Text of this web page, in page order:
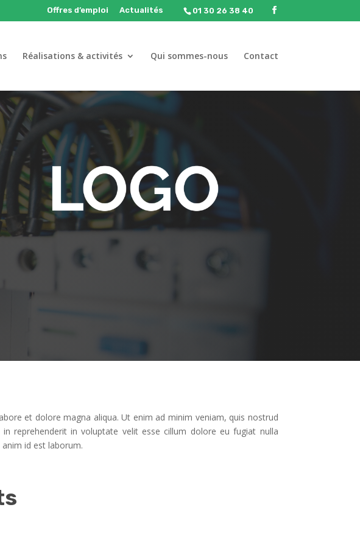
01 30 26 38 40
Offres d’emploi Actualités
Réalisations & activités Qui sommes-nous Contact
et dolore magna aliqua. Ut enim ad minim veniam, quis nostrud
reprehenderit in voluptate velit esse cillum dolore eu fugiat nulla
id est laborum.